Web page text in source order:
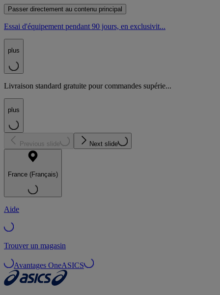
Passer directement au contenu principal
Essai d'équipement pendant 90 jours, en exclusivit...
plus
Livraison standard gratuite pour commandes supérie...
plus
Previous slide Next slide
France (Français)
Aide
Trouver un magasin
Avantages OneASICS